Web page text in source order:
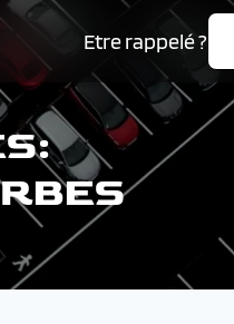
Etre rappelé ?